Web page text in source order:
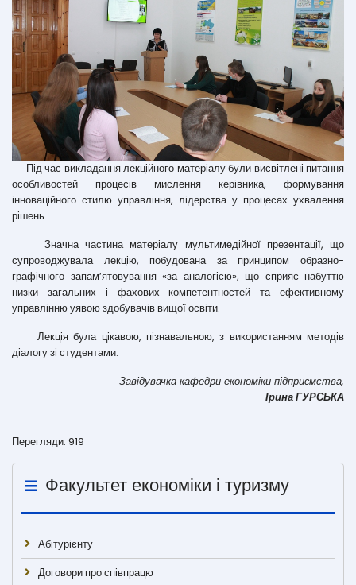
Під час викладання лекційного матеріалу були висвітлені питання
особливостей процесів мислення керівника, формування
інноваційного стилю управління, лідерства у процесах ухвалення
рішень.
Значна частина матеріалу мультимедійної презентації, що
супроводжувала лекцію, побудована за принципом образно-
графічного запам’ятовування «за аналогією», що сприяє набуттю
низки загальних і фахових компетентностей та ефективному
управлінню уявою здобувачів вищої освіти.
Лекція була цікавою, пізнавальною, з використанням методів
діалогу зі студентами.
Завідувачка кафедри економіки підприємства,
Ірина ГУРСЬКА
Перегляди: 919
Факультет економіки і туризму
Абітурієнту
Договори про співпрацю